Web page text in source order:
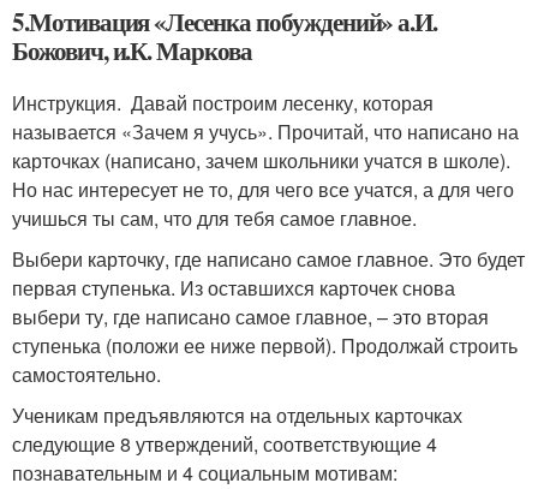
5.Мотивация «Лесенка побуждений» а.И.
Божович, и.К. Маркова
Инструкция. Давай построим лесенку, которая
называется «Зачем я учусь». Прочитай, что написано на
карточках (написано, зачем школьники учатся в школе).
Но нас интересует не то, для чего все учатся, а для чего
учишься ты сам, что для тебя самое главное.
Выбери карточку, где написано самое главное. Это будет
первая ступенька. Из оставшихся карточек снова
выбери ту, где написано самое главное, – это вторая
ступенька (положи ее ниже первой). Продолжай строить
самостоятельно.
Ученикам предъявляются на отдельных карточках
следующие 8 утверждений, соответствующие 4
познавательным и 4 социальным мотивам: